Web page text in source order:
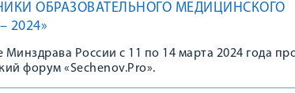
ОБРАЗОВАТЕЛЬНОГО МЕДИЦИНСКОГО
2024»
Минздрава России с 11 по 14 марта 2024 года
форум «Sechenov.Pro».